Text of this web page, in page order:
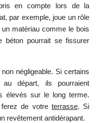
en compte lors de la
par exemple, joue un rôle
matériau comme le bois
béton pourrait se fissurer
négligeable. Si certains
au départ, ils pourraient
élevés sur le long terme.
de votre terrasse. Si
revêtement antidérapant.